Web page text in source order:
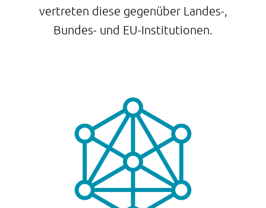
vertreten diese gegenüber Landes-,
Bundes- und EU-Institutionen.